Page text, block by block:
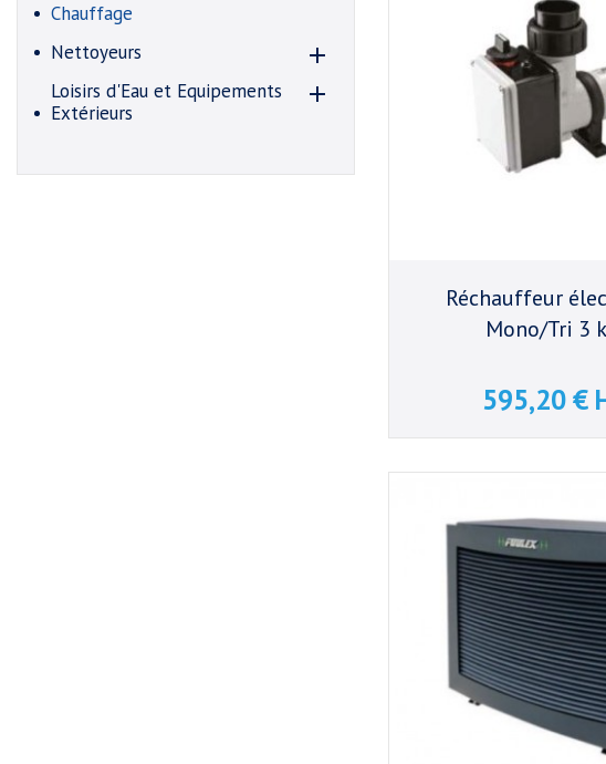
Chauffage
Nettoyeurs

Loisirs d'Eau et Equipements
Extérieurs

Réchauffeur
Mono/Tri 3
Prix
595,20 €